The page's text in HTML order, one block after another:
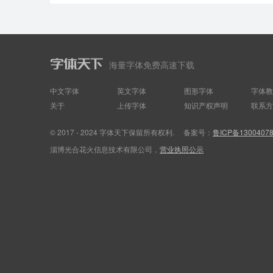
海量字体免费高速下载
中文字体 英文字体 图形字体
字体
关于
上传字体 知识产权声明 联系
© 2017 - 2024 字体天下保留所有权利. 备案号： 鲁ICP备
淄博光合花火信息技术有限公司， 营业执照公示